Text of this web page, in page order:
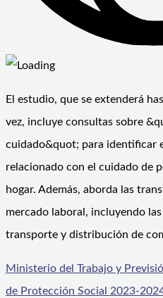
El estudio, que se extenderá
vez, incluye consultas sobre
cuidado&quot; para identificar
relacionado con el cuidado de
hogar. Además, aborda las
mercado laboral, incluyendo
transporte y distribución de
Ministerio del Trabajo y
de Protección Social 2023-